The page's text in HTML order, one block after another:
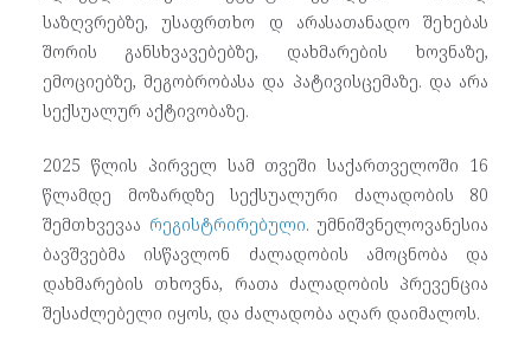
საზღვრებზე, უსაფრთხო დ არასათანადო შეხებას
შორის განსხვავებებზე, დახმარების ხოვნაზე,
ემოციებზე, მეგობრობასა და პატივისცემაზე. და არა
სექსუალურ აქტივობაზე.
2025 წლის პირველ სამ თვეში საქართველოში 16
წლამდე მოზარდზე სექსუალური ძალადობის 80
შემთხვევაა რეგისტრირებული. უმნიშვნელოვანესია
ბავშვებმა ისწავლონ ძალადობის ამოცნობა და
დახმარების თხოვნა, რათა ძალადობის პრევენცია
შესაძლებელი იყოს, და ძალადობა აღარ დაიმალოს.